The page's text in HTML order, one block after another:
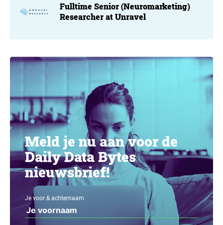
Fulltime Senior (Neuromarketing)
Researcher at Unravel
Meld je nu aan voor de
Daily Data Bytes
nieuwsbrief!
Je voor & achternaam